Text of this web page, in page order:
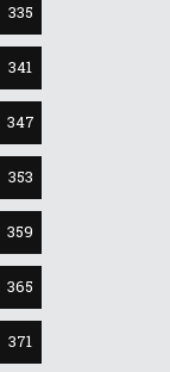
335
341
347
353
359
365
371